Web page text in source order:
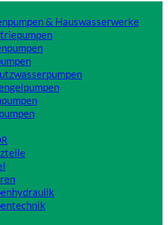
& Hauswasserwerke